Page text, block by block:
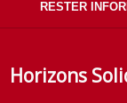
RESTER
Horizons